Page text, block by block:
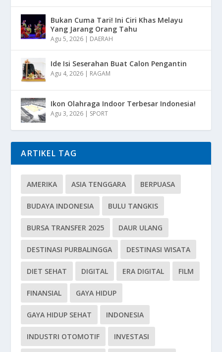
Bukan Cuma Tari! Ini Ciri Khas Melayu
Yang Jarang Orang Tahu
Agu 5, 2026 | DAERAH
Ide Isi Seserahan Buat Calon Pengantin
Agu 4, 2026 | RAGAM
Ikon Olahraga Indoor Terbesar Indonesia!
Agu 3, 2026 | SPORT
ARTIKEL TAG
AMERIKA ASIA TENGGARA BERPUASA
BUDAYA INDONESIA BULU TANGKIS
BURSA TRANSFER 2025 DAUR ULANG
DESTINASI PURBALINGGA DESTINASI WISATA
DIET SEHAT DIGITAL ERA DIGITAL FILM
FINANSIAL GAYA HIDUP
GAYA HIDUP SEHAT INDONESIA
INDUSTRI OTOMOTIF INVESTASI